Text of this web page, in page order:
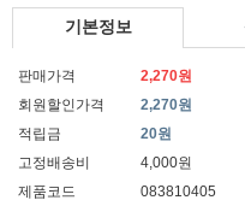
기본정보
판매가격
2,270원
회원할인가격
2,270원
적립금
20원
고정배송비
4,000원
제품코드
083810405